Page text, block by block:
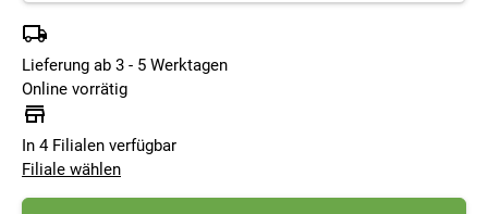
Lieferung ab 3 - 5 Werktagen
Online vorrätig
In 4 Filialen verfügbar
Filiale wählen